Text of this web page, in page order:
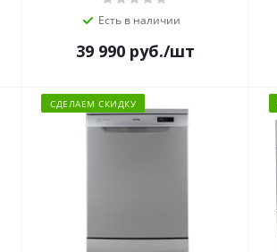
Есть в наличии
39 990 руб./шт
СДЕЛАЕМ СКИДКУ